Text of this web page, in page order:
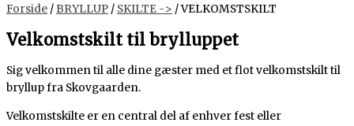
Forside / BRYLLUP / SKILTE -> / VELKOMSTSKILT
Velkomstskilt til brylluppet
Sig velkommen til alle dine gæster med et flot velkomstskilt til
bryllup fra Skovgaarden.
Velkomstskilte er en central del af enhver fest eller